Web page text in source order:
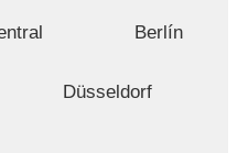
Berlín
Düsseldorf